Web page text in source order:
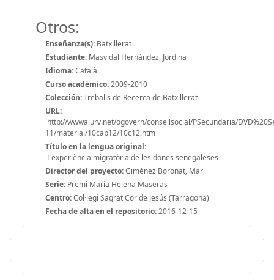
Otros:
Enseñanza(s): Batxillerat
Estudiante: Masvidal Hernàndez, Jordina
Idioma:Català
Curso académico:2009-2010
Colección:Treballs de Recerca de Batxillerat
URL:
http://wwwa.urv.net/ogovern/consellsocial/PSecundaria/
11/material/10cap12/10c12.htm
Título en la lengua original:
L'experiència migratòria de les dones senegaleses
Director del proyecto:Giménez Boronat, Mar
Serie: Premi Maria Helena Maseras
Centro:Col·legi Sagrat Cor de Jesús (Tarragona)
Fecha de alta en el repositorio:2016-12-15